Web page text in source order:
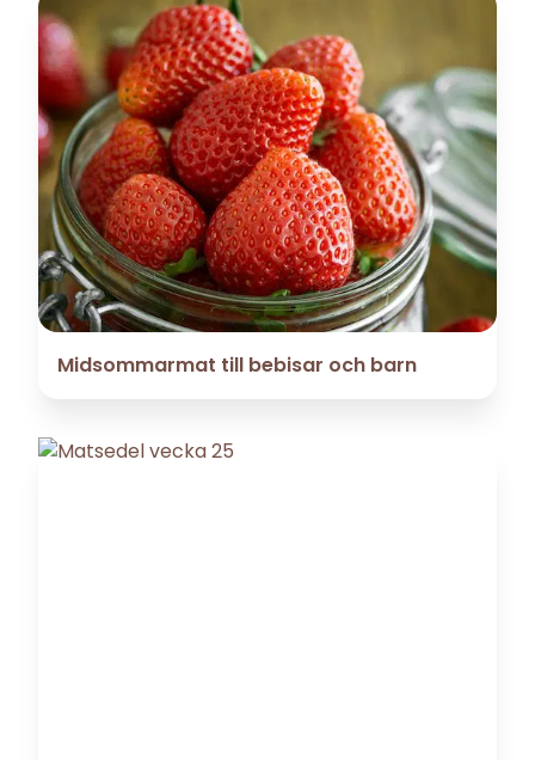
Midsommarmat till bebisar och barn